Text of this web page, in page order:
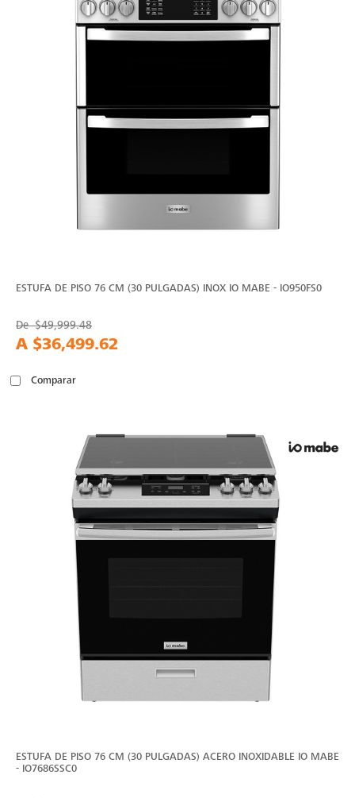
ESTUFA DE PISO 76 CM (30 PULGADAS) INOX IO MABE - IO950FS0
De$49,999.48
A $36,499.62
Comparar
ESTUFA DE PISO 76 CM (30 PULGADAS) ACERO INOXIDABLE IO MABE
- IO7686SSC0